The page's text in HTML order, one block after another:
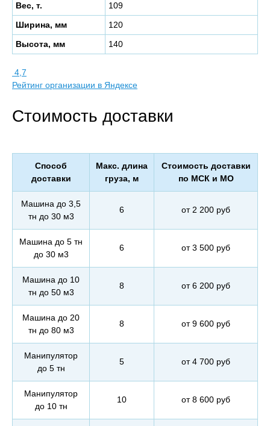
Вес, т.
109
Ширина, мм
120
Высота, мм
140
4,7
Рейтинг организации в Яндексе
Стоимость доставки
Способ
доставки
Макс. длина
груза, м
Стоимость доставки
по МСК и МО
Машина до 3,5
тн до 30 м3
6 от 2 200 руб
Машина до 5 тн
до 30 м3
6 от 3 500 руб
Машина до 10
тн до 50 м3
8 от 6 200 руб
Машина до 20
тн до 80 м3
8 от 9 600 руб
Манипулятор
до 5 тн
5 от 4 700 руб
Манипулятор
до 10 тн
10 от 8 600 руб